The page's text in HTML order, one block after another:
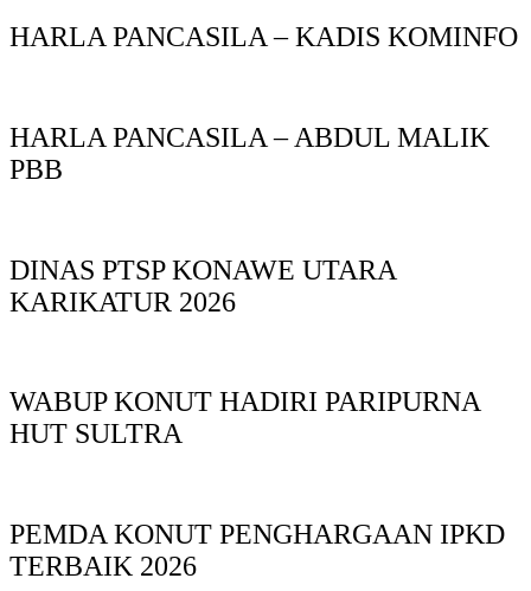
HARLA PANCASILA – KADIS KOMINFO
HARLA PANCASILA – ABDUL MALIK
PBB
DINAS PTSP KONAWE UTARA
KARIKATUR 2026
WABUP KONUT HADIRI PARIPURNA
HUT SULTRA
PEMDA KONUT PENGHARGAAN IPKD
TERBAIK 2026